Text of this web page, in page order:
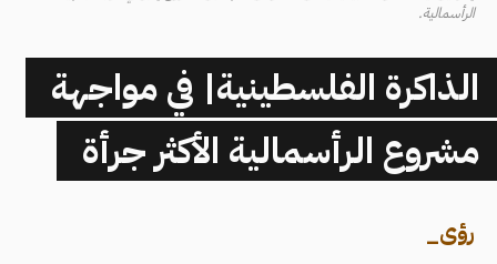
الرأسمالية.
الذاكرة الفلسطينية| في مواجهة
مشروع الرأسمالية الأكثر جرأة
رؤى_